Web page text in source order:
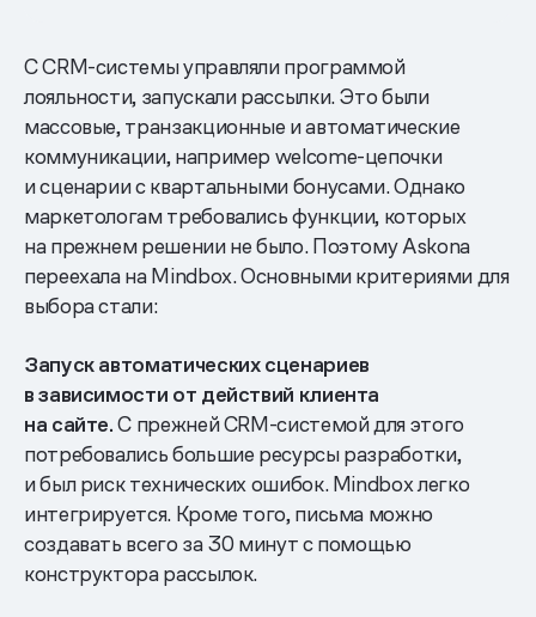
С СRM-системы управляли программой
лояльности, запускали рассылки. Это были
массовые, транзакционные и автоматические
коммуникации, например welcome-цепочки
и сценарии с квартальными бонусами. Однако
маркетологам требовались функции, которых
на прежнем решении не было. Поэтому Askona
переехала на Mindbox. Основными критериями для
выбора стали:
Запускавтоматических сценариев
в зависимости от действий клиента
на сайте.С прежней CRM-системой для этого
потребовались большие ресурсы разработки,
и был риск технических ошибок. Mindbox легко
интегрируется. Кроме того, письма можно
создавать всего за 30 минут с помощью
конструктора рассылок.